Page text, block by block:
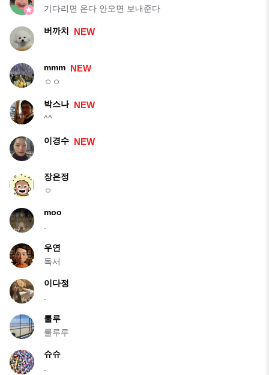
기다리면 온다 안오면 보내준다
버까치 NEW
mmm NEW
ㅇㅇ
박스나 NEW
^^
이경수 NEW
장은정
ㅇ
moo
우연
독서
이다정
룰루
룰루루
슈슈